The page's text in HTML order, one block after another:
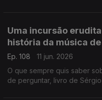
Uma incursão
história da música
Ep. 108
11 jun. 2026
O que sempre quis saber
de perguntar, livro de